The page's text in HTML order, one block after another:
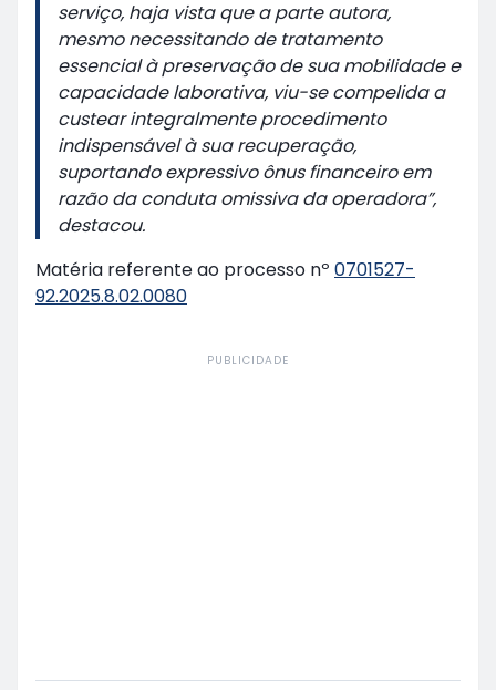
serviço, haja vista que a parte autora,
mesmo necessitando de tratamento
essencial à preservação de sua mobilidade e
capacidade laborativa, viu-se compelida a
custear integralmente procedimento
indispensável à sua recuperação,
suportando expressivo ônus financeiro em
razão da conduta omissiva da operadora”,
destacou.
Matéria referente ao processo nº 0701527-
92.2025.8.02.0080
PUBLICIDADE